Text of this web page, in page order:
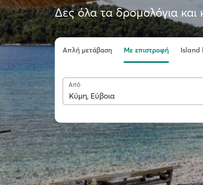
Δες όλα τα δρομολόγια και
Απλή μετάβαση Με επιστροφή Island
Από